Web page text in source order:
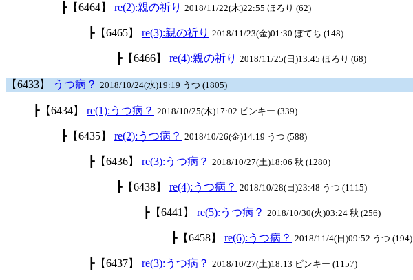
┣ 【6464】 re(2):親の祈り 2018/11/22(木)22:55 ほろり (62)
┣ 【6465】 re(3):親の祈り 2018/11/23(金)01:30 ぽてち (148)
┣ 【6466】 re(4):親の祈り 2018/11/25(日)13:45 ほろり (68)
【6433】 うつ病？ 2018/10/24(水)19:19 うつ (1805)
┣ 【6434】 re(1):うつ病？ 2018/10/25(木)17:02 ピンキー (339)
┣ 【6435】 re(2):うつ病？ 2018/10/26(金)14:19 うつ (588)
┣ 【6436】 re(3):うつ病？ 2018/10/27(土)18:06 秋 (1280)
┣ 【6438】 re(4):うつ病？ 2018/10/28(日)23:48 うつ (1115)
┣ 【6441】 re(5):うつ病？ 2018/10/30(火)03:24 秋 (256)
┣ 【6458】 re(6):うつ病？ 2018/11/4(日)09:52 うつ (194)
┣ 【6437】 re(3):うつ病？ 2018/10/27(土)18:13 ピンキー (1157)